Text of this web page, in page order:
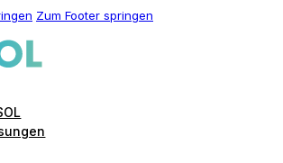
Zum Footer springen